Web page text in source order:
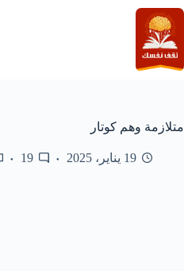
التجاوز
إلى
المحتوى
متلازمة وهم كوتار
19 يناير، 2025 19